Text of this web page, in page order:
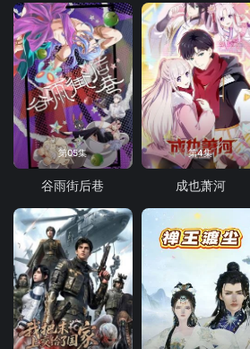
第05集
谷雨街后巷
第4集
成也萧河